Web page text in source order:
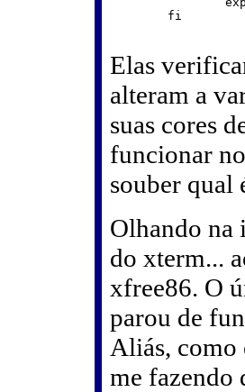
Elas
alteram a
suas cores
funcionar
souber qual
Olhando na
do xterm...
xfree86. O
parou de
Aliás, como
me fazendo